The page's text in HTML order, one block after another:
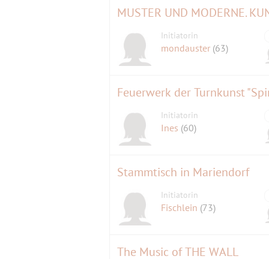
Initiatorin
mondauster (63)
Feuerwerk der Turnkunst
Initiatorin
Ines (60)
Stammtisch in Mariendorf
Initiatorin
Fischlein (73)
The Music of THE WALL